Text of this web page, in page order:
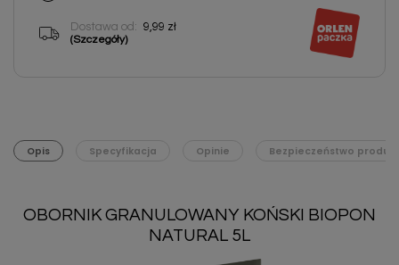
Dostawa od: 9,99 zł
(Szczegóły)
Opis Specyfikacja Opinie Bezpieczeństwo
OBORNIK GRANULOWANY KOŃSKI BIOPON
NATURAL 5L